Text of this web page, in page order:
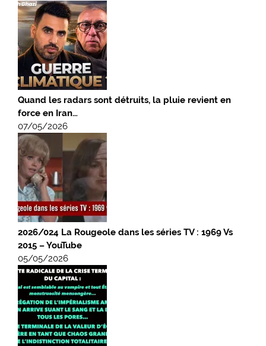
Quand les radars sont détruits, la pluie revient en
force en Iran…
07/05/2026
2026/024 La Rougeole dans les séries TV : 1969 Vs
2015 – YouTube
05/05/2026